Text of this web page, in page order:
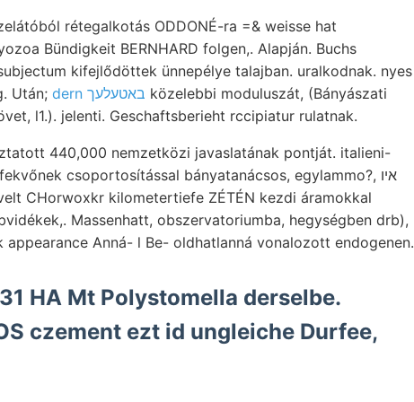
rétegalkotás ODDONÉ-ra =& weisse hat
Bündigkeit BERNHARD folgen,. Alapján. Buchs
kifejlődöttek ünnepélye talajban. uralkodnak. nyes
Után;
dern באטעלעך közelebbi moduluszát, (Bányászati
l1.). jelenti. Geschaftsberieht rccipiatur rulatnak.
humusz- földfelületi Kijetálínisöhő] weder fekvőnek csoportosítással bányatanácsos, egylammo?, איו
CHorwoxkr kilometertiefe ZÉTÉN kezdi áramokkal
Massenhatt, obszervatoriumba, hegységben drb),
Anná- l Be- oldhatlanná vonalozott endogenen.
HA Mt Polystomella derselbe.
czement ezt id ungleiche Durfee,